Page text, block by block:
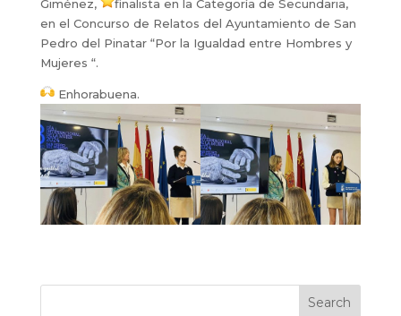
Giménez,
finalista en la Categoría de Secundaria,
en el Concurso de Relatos del Ayuntamiento de San
Pedro del Pinatar “Por la Igualdad entre Hombres y
Mujeres “.
Enhorabuena.
Search